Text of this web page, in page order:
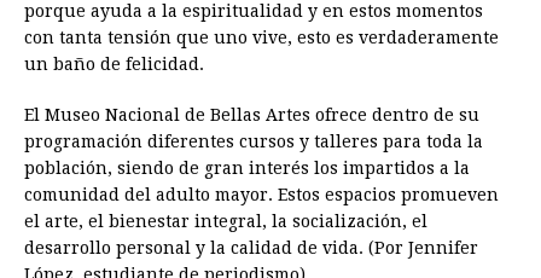
porque ayuda a la espiritualidad y en estos momentos
con tanta tensión que uno vive, esto es verdaderamente
un baño de felicidad.
El Museo Nacional de Bellas Artes ofrece dentro de su
programación diferentes cursos y talleres para toda la
población, siendo de gran interés los impartidos a la
comunidad del adulto mayor. Estos espacios promueven
el arte, el bienestar integral, la socialización, el
desarrollo personal y la calidad de vida. (Por Jennifer